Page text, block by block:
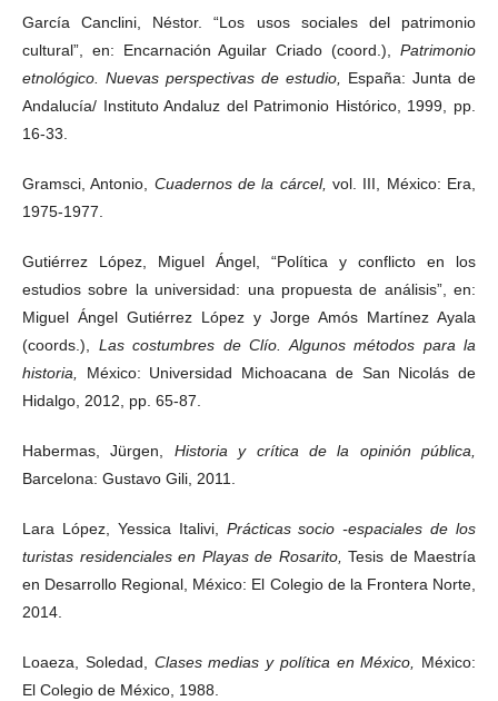
García Canclini, Néstor. “Los usos sociales del patrimonio
cultural”, en: Encarnación Aguilar Criado (coord.), Patrimonio
etnológico. Nuevas perspectivas de estudio, España: Junta de
Andalucía/ Instituto Andaluz del Patrimonio Histórico, 1999, pp.
16-33.
Gramsci, Antonio, Cuadernos de la cárcel,vol. III, México: Era,
1975-1977.
Gutiérrez López, Miguel Ángel, “Política y conflicto en los
estudios sobre la universidad: una propuesta de análisis”, en:
Miguel Ángel Gutiérrez López y Jorge Amós Martínez Ayala
(coords.), Las costumbres de Clío. Algunos métodos para la
historia, México: Universidad Michoacana de San Nicolás de
Hidalgo, 2012, pp. 65-87.
Habermas, Jürgen, Historia y crítica de la opinión pública,
Barcelona: Gustavo Gili, 2011.
Lara López, Yessica Italivi, Prácticas socio -espaciales de los
turistas residenciales en Playas de Rosarito, Tesis de Maestría
en Desarrollo Regional, México: El Colegio de la Frontera Norte,
2014.
Loaeza, Soledad, Clases medias y política en México, México:
El Colegio de México, 1988.